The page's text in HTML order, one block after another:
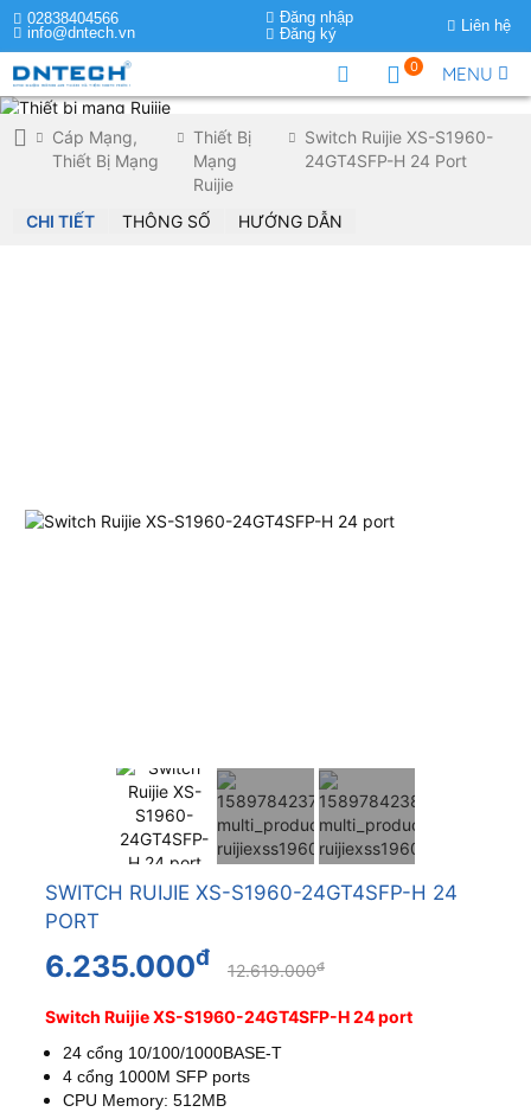
02838404566
info@dntech.vn
Đăng nhập
Đăng ký
Liên hệ
MENU
0
Cáp Mạng,
Thiết Bị Mạng
Thiết Bị
Mạng
Ruijie
Switch Ruijie XS-S1960-
24GT4SFP-H 24 Port
CHI TIẾT THÔNG SỐ HƯỚNG DẪN
SWITCH RUIJIE XS-S1960-24GT4SFP-H 24
PORT
6.235.000đ 12.619.000đ
Switch Ruijie XS-S1960-24GT4SFP-H 24 port
24 cổng 10/100/1000BASE-T
4 cổng 1000M SFP ports
CPU Memory: 512MB